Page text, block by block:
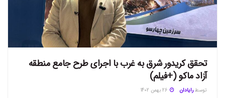
تحقق کریدور شرق به غرب با اجرای طرح جامع منطقه
آزاد ماکو (+فیلم)
توسط رایادان